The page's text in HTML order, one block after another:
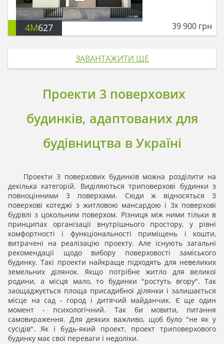
4M627 39 900 грн
ЗАВАНТАЖИТИ ЩЕ
Проекти 3 поверхових
будинків, адаптованих для
будівництва в Україні
Проекти 3 поверхових будинків можна розділити на
декілька категорій. Виділяються триповерхові будинки з
повноцінними 3 поверхами. Cюди ж відносяться 3
поверхові котеджі з житловою мансардою і 3х поверхові
будівлі з цокольним поверхом. Різниця між ними тільки в
принципах організації внутрішнього простору, у рівні
комфортності і функціональності приміщень і кошти,
витрачені на реалізацію проекту. Але існують загальні
рекомендації щодо вибору поверховості заміського
будинку. Такі проекти найкраще підходять для невеликих
земельних ділянок. Якщо потрібне житло для великої
родини, а місця мало, то будинки "ростуть вгору". Так
заощаджується площа присадибної ділянки і залишається
місце на сад - город і дитячий майданчик. Є ще один
момент - психологічний. Так би мовити, питання
самовираження. Для деяких важливо, щоб було "не як у
сусідів". Як і будь-який проект, проект триповерхового
будинку має свої переваги і недоліки.